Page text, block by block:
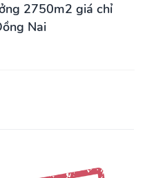
2750m2 giá chỉ
Nai